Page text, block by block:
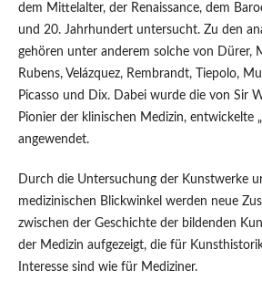
dem Mittelalter, der Renaissance, dem
und 20. Jahrhundert untersucht. Zu den
gehören unter anderem solche von Dürer,
Rubens, Velázquez, Rembrandt, Tiepolo,
Picasso und Dix. Dabei wurde die von Sir
Pionier der klinischen Medizin, entwickelte
angewendet.
Durch die Untersuchung der Kunstwerke
medizinischen Blickwinkel werden neue
zwischen der Geschichte der bildenden
der Medizin aufgezeigt, die für
Interesse sind wie für Mediziner.